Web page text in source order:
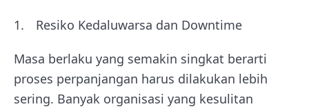
Resiko Kedaluwarsa dan Downtime
Masa berlaku yang semakin singkat berarti
proses perpanjangan harus dilakukan lebih
sering. Banyak organisasi yang kesulitan